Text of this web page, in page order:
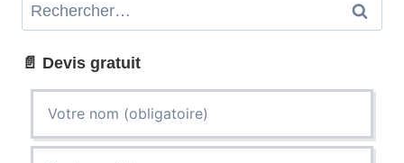
(92)
INTERVENTION
DEVIS
GRATUIT
📄 Devis gratuit